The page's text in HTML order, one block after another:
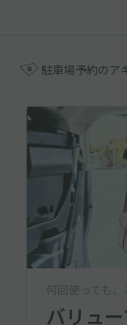
駐車場予約のア
何回使っても、
バリュ